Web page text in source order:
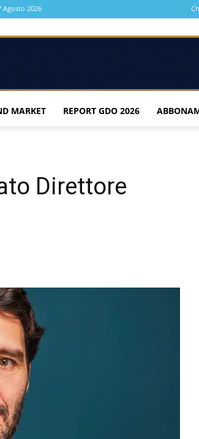
Agosto 2026
MARKET REPORT GDO 2026
Direttore